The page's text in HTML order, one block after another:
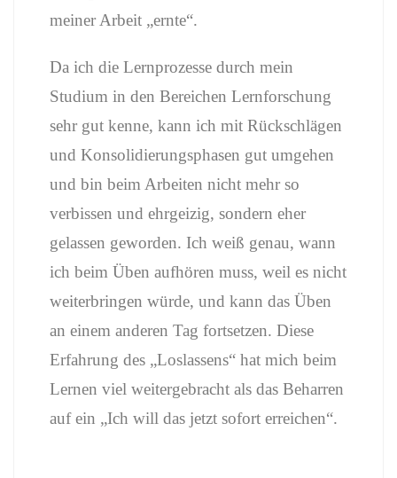
meiner Arbeit „ernte“.
Da ich die Lernprozesse durch mein
Studium in den Bereichen Lernforschung
sehr gut kenne, kann ich mit Rückschlägen
und Konsolidierungsphasen gut umgehen
und bin beim Arbeiten nicht mehr so
verbissen und ehrgeizig, sondern eher
gelassen geworden. Ich weiß genau, wann
ich beim Üben aufhören muss, weil es nicht
weiterbringen würde, und kann das Üben
an einem anderen Tag fortsetzen. Diese
Erfahrung des „Loslassens“ hat mich beim
Lernen viel weitergebracht als das Beharren
auf ein „Ich will das jetzt sofort erreichen“.